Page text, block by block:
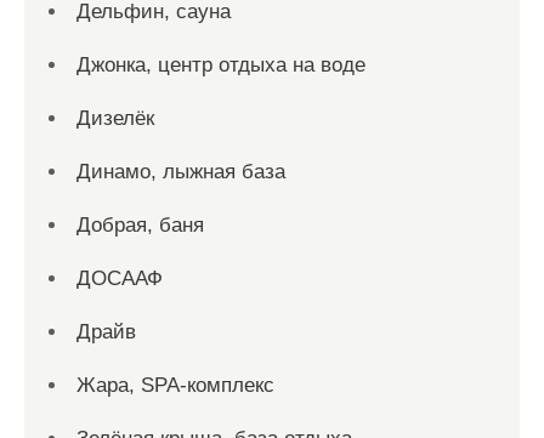
Дельфин, сауна
Джонка, центр отдыха на воде
Дизелёк
Динамо, лыжная база
Добрая, баня
ДОСААФ
Драйв
Жара, SPA-комплекс